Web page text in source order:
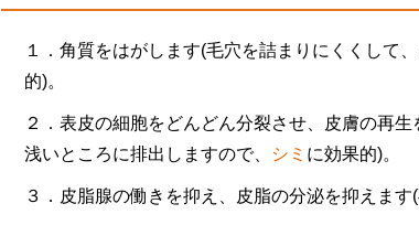
１．角質をはがします(毛穴を詰まりにくくして、
的)。
２．表皮の細胞をどんどん分裂させ、皮膚の再
浅いところに排出しますので、
シミ に効果的)。
３．皮脂腺の働きを抑え、皮脂の分泌を抑えま